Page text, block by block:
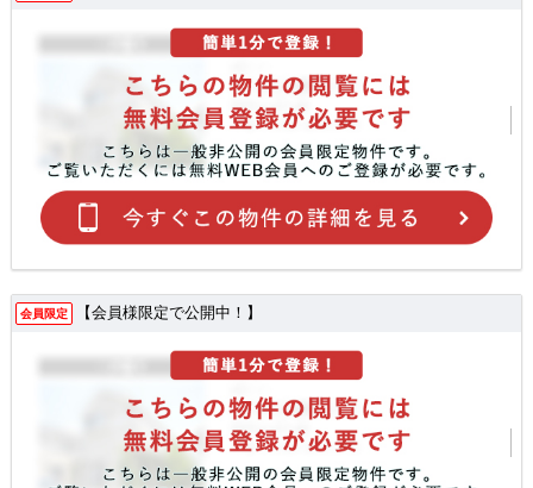
会員限定 【会員様限定で公開中！】